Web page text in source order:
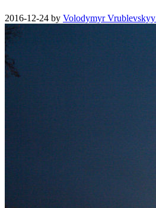
2016-12-24 by Volodymyr Vrublevskyy